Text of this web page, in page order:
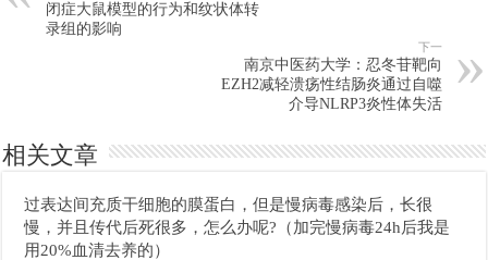
闭症大鼠模型的行为和纹状体转
录组的影响
下一
南京中医药大学：忍冬苷靶向
EZH2减轻溃疡性结肠炎通过自噬
介导NLRP3炎性体失活
相关文章
过表达间充质干细胞的膜蛋白，但是慢病毒感染后，长很
慢，并且传代后死很多，怎么办呢?（加完慢病毒24h后我是
用20%血清去养的）